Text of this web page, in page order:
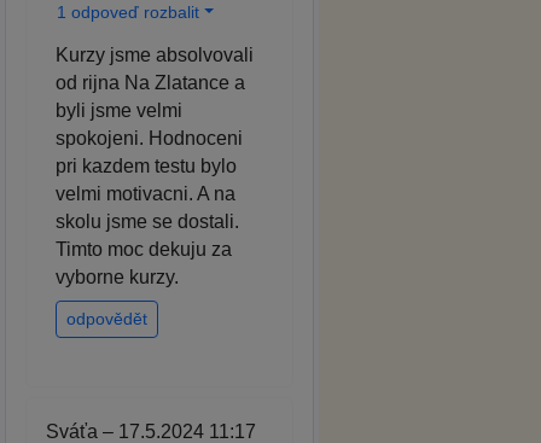
1 odpoveď rozbalit
Kurzy jsme absolvovali
od rijna Na Zlatance a
byli jsme velmi
spokojeni. Hodnoceni
pri kazdem testu bylo
velmi motivacni. A na
skolu jsme se dostali.
Timto moc dekuju za
vyborne kurzy.
odpovědět
Sváťa – 17.5.2024 11:17